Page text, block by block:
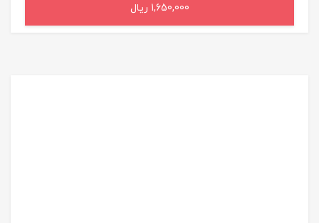
1,650,000 ریال
افزودن به سبد خرید